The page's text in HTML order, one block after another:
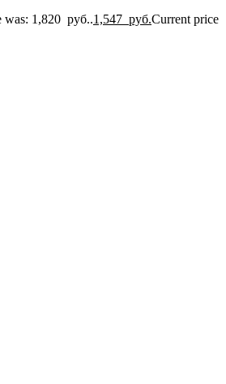
was: 1,820 руб..1,547 руб.Current price